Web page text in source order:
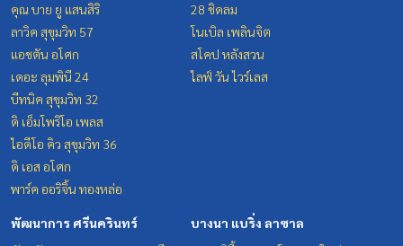
คุณ บาย ยู แสนสิริ
ลาวิค สุขุมวิท 57
แอชตัน อโศก
เดอะ ลุมพินี 24
บีทนิค สุขุมวิท 32
ดิ เอ็มโพริโอ เพลส
ไอดีโอ คิว สุขุมวิท 36
ดิ เอส อโศก
พาร์ค ออริจิ้น ทองหล่อ
28 ชิดลม
โนเบิล เพลินจิต
สโคป หลังสวน
ไลฟ์ วัน ไวร์เลส
พัฒนาการ ศรีนครินทร์
บางนา แบริ่ง ลาซาล